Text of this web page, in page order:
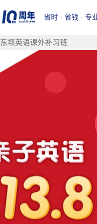
省时 · 省钱 · 专
东坝英语课外补习班